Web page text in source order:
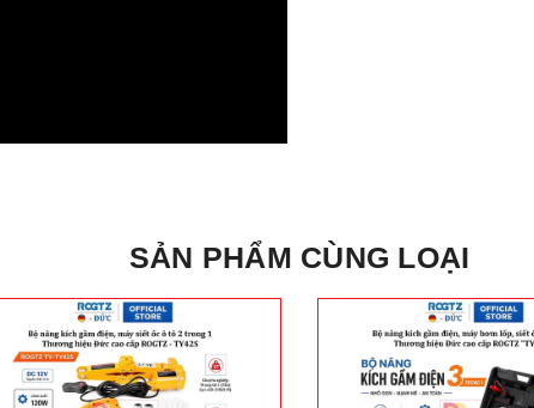
SẢN PHẨM CÙNG LOẠI